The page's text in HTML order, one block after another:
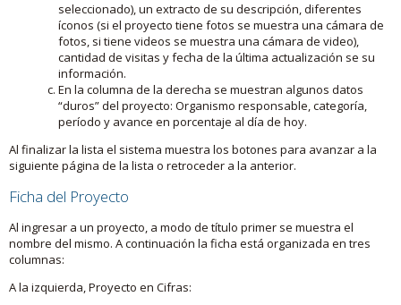
seleccionado), un extracto de su descripción, diferentes
íconos (si el proyecto tiene fotos se muestra una cámara de
fotos, si tiene videos se muestra una cámara de video),
cantidad de visitas y fecha de la última actualización se su
información.
En la columna de la derecha se muestran algunos datos
“duros” del proyecto: Organismo responsable, categoría,
período y avance en porcentaje al día de hoy.
Al finalizar la lista el sistema muestra los botones para avanzar a la
siguiente página de la lista o retroceder a la anterior.
Ficha del Proyecto
Al ingresar a un proyecto, a modo de título primer se muestra el
nombre del mismo. A continuación la ficha está organizada en tres
columnas:
A la izquierda, Proyecto en Cifras: